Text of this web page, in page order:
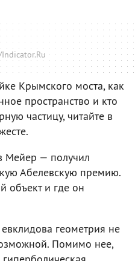
Крымского моста, как
пространство и кто
частицу, читайте в
Мейер — получил
Абелевскую премию.
объект и где он
геометрия не
Помимо нее,